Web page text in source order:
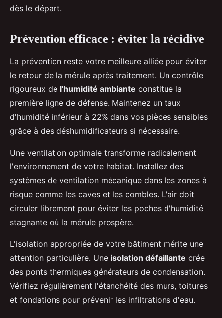
dès le départ.
Prévention efficace : éviter la récidive
La prévention reste votre meilleure alliée pour éviter
le retour de la mérule après traitement. Un contrôle
rigoureux de l'humidité ambiante constitue la
première ligne de défense. Maintenez un taux
d'humidité inférieur à 22% dans vos pièces sensibles
grâce à des déshumidificateurs si nécessaire.
Une ventilation optimale transforme radicalement
l'environnement de votre habitat. Installez des
systèmes de ventilation mécanique dans les zones à
risque comme les caves et les combles. L'air doit
circuler librement pour éviter les poches d'humidité
stagnante où la mérule prospère.
L'isolation appropriée de votre bâtiment mérite une
attention particulière. Une isolation défaillante crée
des ponts thermiques générateurs de condensation.
Vérifiez régulièrement l'étanchéité des murs, toitures
et fondations pour prévenir les infiltrations d'eau.